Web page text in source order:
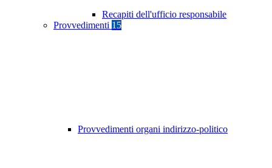
Recapiti dell'ufficio responsabile
Provvedimenti 15
Provvedimenti organi indirizzo-politico